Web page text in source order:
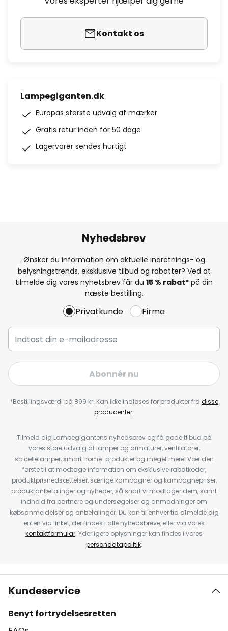
Kontakt os
Lampegiganten.dk
Europas største udvalg af mærker
Gratis retur inden for 50 dage
Lagervarer sendes hurtigt
Nyhedsbrev
Ønsker du information om aktuelle indretnings- og
belysningstrends, eksklusive tilbud og rabatter? Ved at
tilmelde dig vores nyhetsbrev får du 15 % rabat* på din
næste bestilling.
Privatkunde Firma
Abonnér nu
*Bestillingsværdi på 899 kr. Kan ikke indløses for produkter fra disse
producenter.
Tilmeld dig Lampegigantens nyhedsbrev og få gode tilbud på
vores store udvalg af lamper og armaturer, ventilatorer,
solcellelamper, smart home-produkter og meget mere! Vær den
første til at modtage information om eksklusive rabatkoder,
produktprisnedsættelser, særlige kampagner og kampagnepriser,
produktanbefalinger og nyheder, så snart vi modtager dem, samt
indhold fra partnere og undersøgelser og anmodninger om
købsanmeldelser og anbefalinger. Du kan til enhver tid afmelde dig
enten via linket, der findes i alle nyhedsbreve, eller via vores
kontaktformular. Yderligere oplysninger kan findes i vores
persondatapolitik.
Kundeservice
Benyt fortrydelsesretten